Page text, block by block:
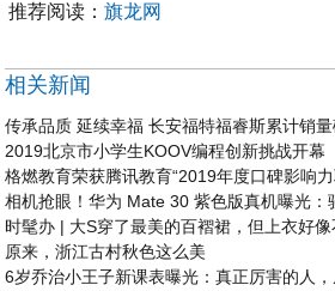
推荐阅读：旗龙网
相关新闻
传承品质 延续幸福 长安福特福睿斯累计销
2019北京市小学生KOOV编程创新挑战开幕
格燃教育荣获腾讯教育“2019年度口碑影响
相机抢眼！华为 Mate 30 紫色版真机曝光：
时髦办 | 大S穿了最美的百褶裙，但上衣好像
原来，浙江古村秋色这么美
6岁乔治小王子新课表曝光：真正厉害的人，